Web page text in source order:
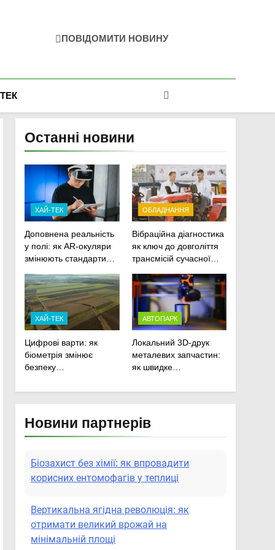
ПОВІДОМИТИ НОВИНУ
Останні новини
ХАЙ-ТЕК
Доповнена реальність
у полі: як AR-окуляри
змінюють стандарти
сільськогосподарської
техніки
ОБЛАДНАННЯ
Вібраційна діагностика
як ключ до довголіття
трансмісій сучасної
ХАЙ-ТЕК
Цифрові варти: як
біометрія змінює
безпеку
АВТОПАРК
Локальний 3D-друк
металевих запчастин:
як швидке
посівну
Новини партнерів
Біозахист без хімії: як впровадити
корисних ентомофагів у теплиці
Вертикальна ягідна революція: як
отримати великий врожай на
мінімальній площі